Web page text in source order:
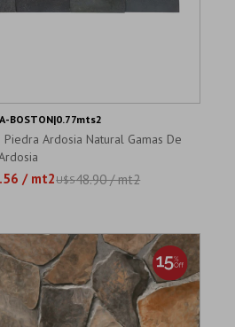
Piedra Ardosia Natural Gamas De
/ mt2U$S48.90 / mt2
BOSTON|0.77mts2